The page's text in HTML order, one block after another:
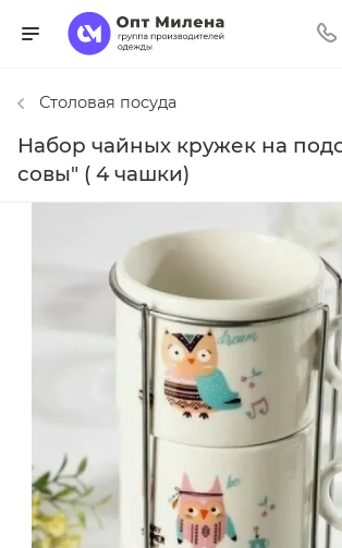
Столовая посуда
Набор чайных кружек на
совы" ( 4 чашки)